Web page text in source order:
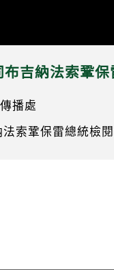
吉納法索鞏
播處
索鞏保雷總統檢